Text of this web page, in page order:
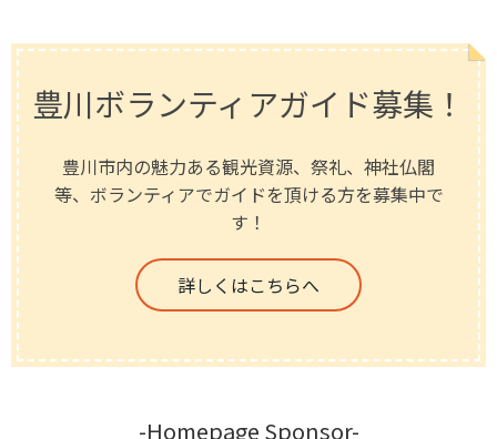
豊川ボランティアガイド募集！
豊川市内の魅力ある観光資源、祭礼、神社仏閣
等、ボランティアでガイドを頂ける方を募集中で
す！
詳しくはこちらへ
-Homepage Sponsor-